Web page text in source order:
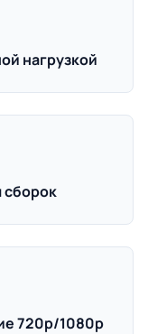
нагрузкой
сборок
720p/1080p